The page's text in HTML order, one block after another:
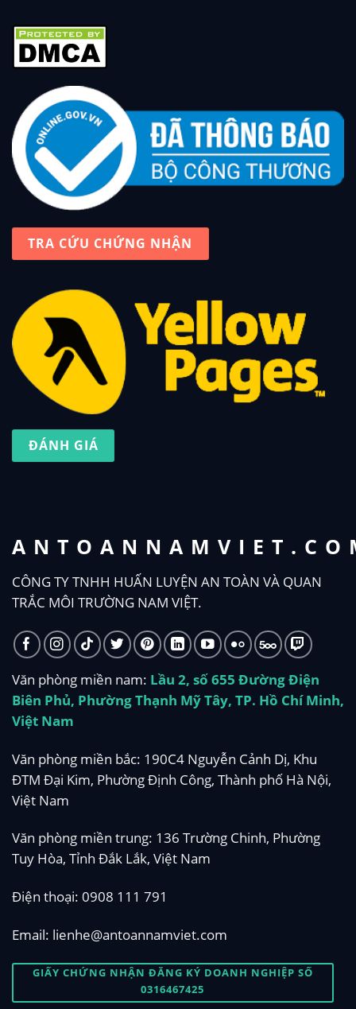
CÔNG TY TNHH HUẤN LUYỆN AN TOÀN VÀ QUAN
TRẮC MÔI TRƯỜNG NAM VIỆT.
Văn phòng miền nam: Lầu 2, số 655 Đường Điện
Biên Phủ, Phường Thạnh Mỹ Tây, TP. Hồ Chí Minh,
Việt Nam
Văn phòng miền bắc: 190C4 Nguyễn Cảnh Dị, Khu
ĐTM Đại Kim, Phường Định Công, Thành phố Hà Nội,
Việt Nam
Văn phòng miền trung: 136 Trường Chinh, Phường
Tuy Hòa, Tỉnh Đắk Lắk, Việt Nam
Điện thoại: 0908 111 791
Email: lienhe@antoannamviet.com
GIẤY CHỨNG NHẬN ĐĂNG KÝ DOANH NGHIỆP SỐ
0316467425
TRA CỨU CHỨNG NHẬN
ĐÁNH GIÁ